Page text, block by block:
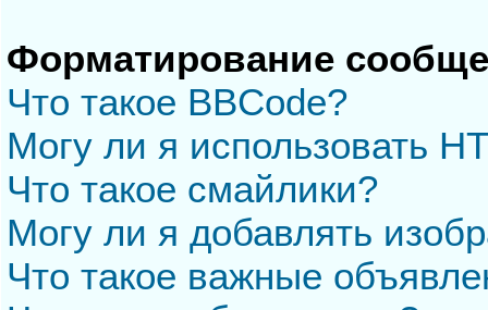
Форматирование
Что такое BBCode?
Могу ли я использовать
Что такое смайлики?
Могу ли я добавлять
Что такое важные